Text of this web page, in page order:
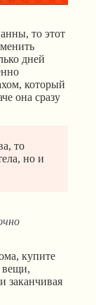
то этот
дней
который
она сразу
то
но и
купите
вещи,
заканчивая